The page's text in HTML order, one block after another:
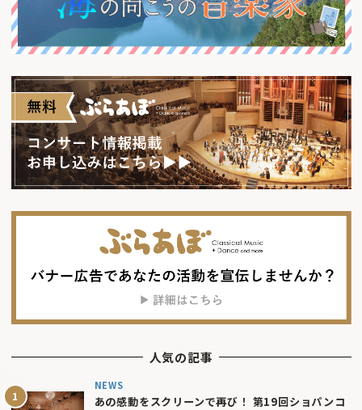
人気の記事
NEWS
あの感動をスクリーンで再び！ 第19回ショパンコ